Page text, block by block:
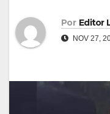
Por Editor
NOV 27,